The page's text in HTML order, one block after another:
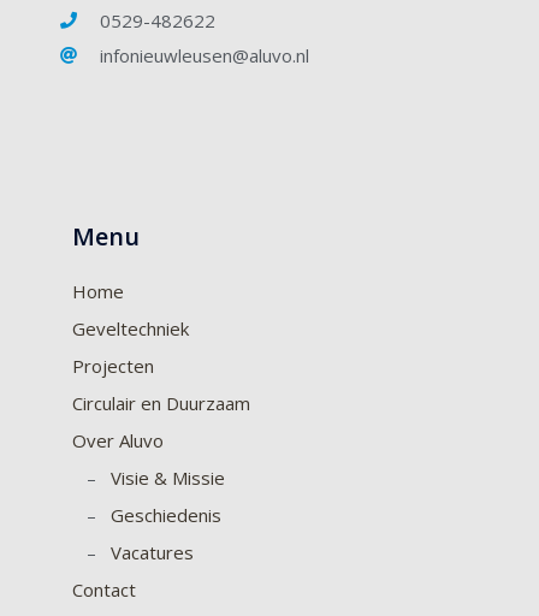
0529-482622
infonieuwleusen@aluvo.nl
Menu
Home
Geveltechniek
Projecten
Circulair en Duurzaam
Over Aluvo
– Visie & Missie
– Geschiedenis
– Vacatures
Contact